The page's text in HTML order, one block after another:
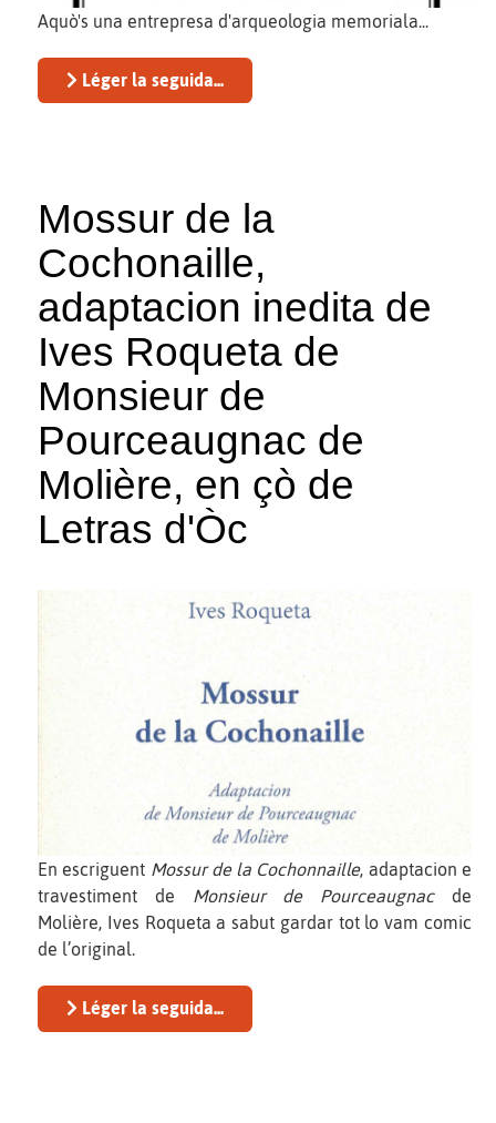
Aquò's una entrepresa d'arqueologia memoriala...
Léger la seguida...
Mossur de la
Cochonaille,
adaptacion inedita de
Ives Roqueta de
Monsieur de
Pourceaugnac de
Molière, en çò de
Letras d'Òc
En escriguent Mossur de la Cochonnaille, adaptacion e
travestiment de Monsieur de Pourceaugnacde
Molière, Ives Roqueta a sabut gardar tot lo vam comic
de l’original.
Léger la seguida...